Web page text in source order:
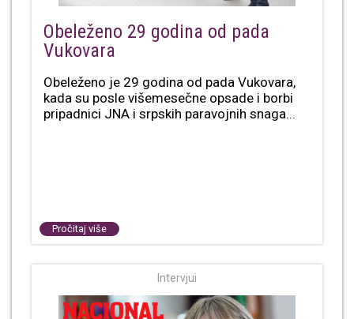
Obeleženo 29 godina od pada
Vukovara
Obeleženo je 29 godina od pada Vukovara,
kada su posle višemesečne opsade i borbi
pripadnici JNA i srpskih paravojnih snaga...
Pročitaj više
Intervjui